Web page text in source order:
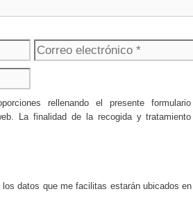
Correo
electrónico
rellenando el presente
La finalidad de la recogida y
datos que me facilitas estarán ubicados